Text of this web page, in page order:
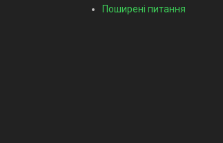
Поширені питання